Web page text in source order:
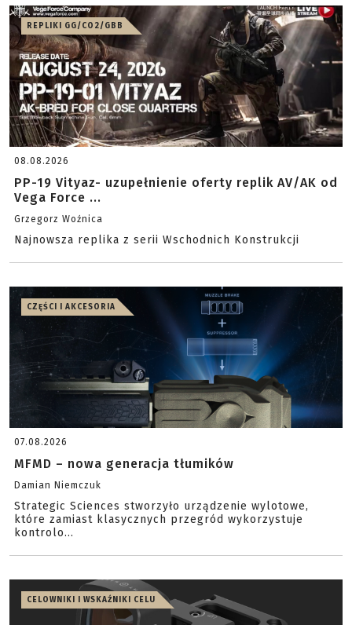
REPLIKI GG/CO2/GBB
08.08.2026
PP-19 Vityaz- uzupełnienie oferty replik AV/AK od
Vega Force ...
Grzegorz Woźnica
Najnowsza replika z serii Wschodnich Konstrukcji
CZĘŚCI I AKCESORIA
07.08.2026
MFMD – nowa generacja tłumików
Damian Niemczuk
Strategic Sciences stworzyło urządzenie wylotowe,
które zamiast klasycznych przegród wykorzystuje
kontrolo...
CELOWNIKI I WSKAŹNIKI CELU